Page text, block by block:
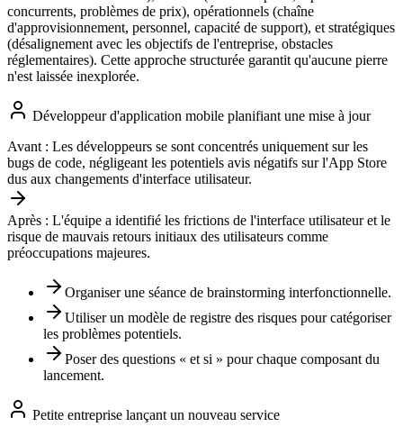
concurrents, problèmes de prix), opérationnels (chaîne
d'approvisionnement, personnel, capacité de support), et stratégiques
(désalignement avec les objectifs de l'entreprise, obstacles
réglementaires). Cette approche structurée garantit qu'aucune pierre
n'est laissée inexplorée.
Développeur d'application mobile planifiant une mise à jour
Avant : Les développeurs se sont concentrés uniquement sur les
bugs de code, négligeant les potentiels avis négatifs sur l'App Store
dus aux changements d'interface utilisateur.
Après : L'équipe a identifié les frictions de l'interface utilisateur et le
risque de mauvais retours initiaux des utilisateurs comme
préoccupations majeures.
Organiser une séance de brainstorming interfonctionnelle.
Utiliser un modèle de registre des risques pour catégoriser
les problèmes potentiels.
Poser des questions « et si » pour chaque composant du
lancement.
Petite entreprise lançant un nouveau service